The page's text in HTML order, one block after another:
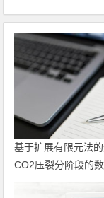
基于扩展有限元法
CO2压裂分阶段的